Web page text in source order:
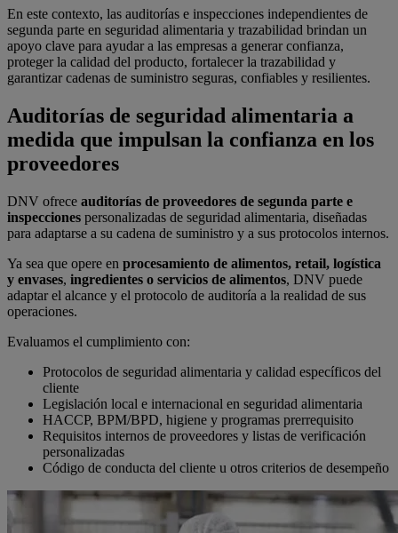
En este contexto, las auditorías e inspecciones independientes de
segunda parte en seguridad alimentaria y trazabilidad brindan un
apoyo clave para ayudar a las empresas a generar confianza,
proteger la calidad del producto, fortalecer la trazabilidad y
garantizar cadenas de suministro seguras, confiables y resilientes.
Auditorías de seguridad alimentaria a
medida que impulsan la confianza en los
proveedores
DNV ofrece auditorías de proveedores de segunda parte e
inspecciones personalizadas de seguridad alimentaria, diseñadas
para adaptarse a su cadena de suministro y a sus protocolos internos.
Ya sea que opere en procesamiento de alimentos, retail, logística
y envases, ingredientes o servicios de alimentos, DNV puede
adaptar el alcance y el protocolo de auditoría a la realidad de sus
operaciones.
Evaluamos el cumplimiento con:
Protocolos de seguridad alimentaria y calidad específicos del
cliente
Legislación local e internacional en seguridad alimentaria
HACCP, BPM/BPD, higiene y programas prerrequisito
Requisitos internos de proveedores y listas de verificación
personalizadas
Código de conducta del cliente u otros criterios de desempeño